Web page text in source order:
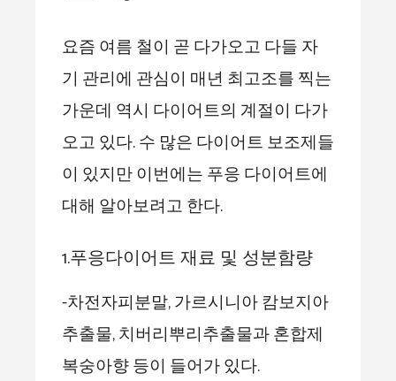
요즘 여름 철이 곧 다가오고 다들 자
기 관리에 관심이 매년 최고조를 찍는
가운데 역시 다이어트의 계절이 다가
오고 있다. 수 많은 다이어트 보조제들
이 있지만 이번에는 푸응 다이어트에
대해 알아보려고 한다.
1.푸응다이어트 재료 및 성분함량
-차전자피분말, 가르시니아 캄보지아
추출물, 치버리뿌리추출물과 혼합제
복숭아향 등이 들어가 있다.